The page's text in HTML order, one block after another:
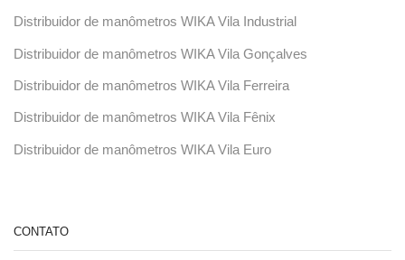
Distribuidor de manômetros WIKA Vila Industrial
Distribuidor de manômetros WIKA Vila Gonçalves
Distribuidor de manômetros WIKA Vila Ferreira
Distribuidor de manômetros WIKA Vila Fênix
Distribuidor de manômetros WIKA Vila Euro
CONTATO